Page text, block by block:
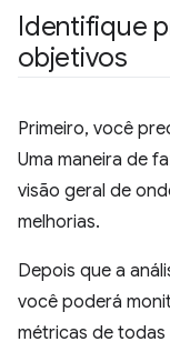
Identifique
objetivos
Primeiro, você
Uma maneira de
visão geral de
melhorias.
Depois que a
você poderá
métricas de todas